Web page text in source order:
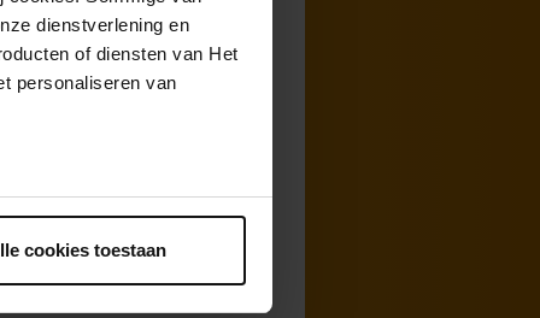
dienstverlening en
of diensten van Het
personaliseren van
cookies toestaan
de
uit. Samen
straat te